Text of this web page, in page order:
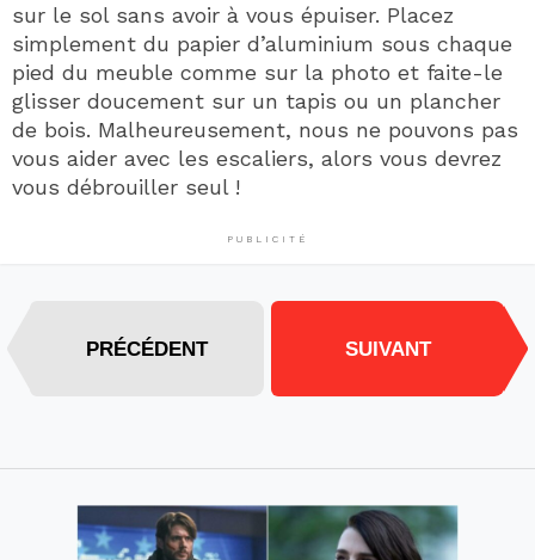
sur le sol sans avoir à vous épuiser. Placez
simplement du papier d’aluminium sous chaque
pied du meuble comme sur la photo et faite-le
glisser doucement sur un tapis ou un plancher
de bois. Malheureusement, nous ne pouvons pas
vous aider avec les escaliers, alors vous devrez
vous débrouiller seul !
PUBLICITÉ
PRÉCÉDENT SUIVANT